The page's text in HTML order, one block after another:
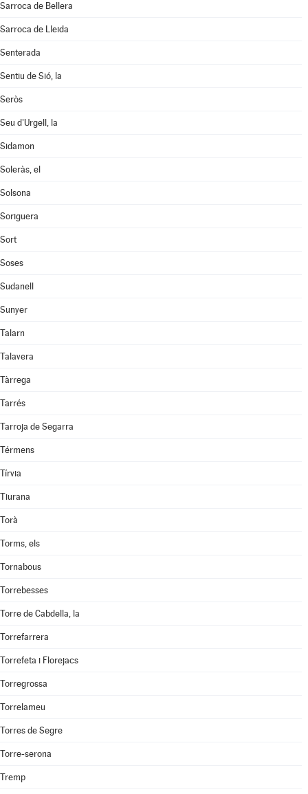
Sarroca de Bellera
Sarroca de Lleida
Senterada
Sentiu de Sió, la
Seròs
Seu d'Urgell, la
Sidamon
Soleràs, el
Solsona
Soriguera
Sort
Soses
Sudanell
Sunyer
Talarn
Talavera
Tàrrega
Tarrés
Tarroja de Segarra
Térmens
Tírvia
Tiurana
Torà
Torms, els
Tornabous
Torrebesses
Torre de Cabdella, la
Torrefarrera
Torrefeta i Florejacs
Torregrossa
Torrelameu
Torres de Segre
Torre-serona
Tremp